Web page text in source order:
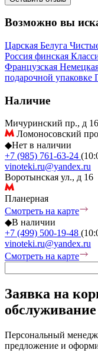
Возможно вы
Царская Белуга
Россия финская
Французская
подарочной упаковке
Наличие
Мичуринский пр., д 16
Ломоносовский
◆Нет в наличии
+7 (985) 761-63-24
vinoteki.ru@yandex.ru
Воротынская ул., д 16
Планерная
Смотреть на карте
◆В наличии
+7 (499) 500-19-48
vinoteki.ru@yandex.ru
Смотреть на карте
Заявка на
обслуживание
Персональный
предложение и